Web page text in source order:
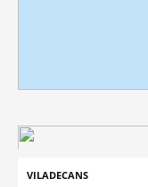
VILADECANS